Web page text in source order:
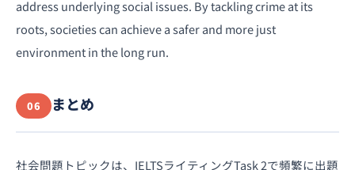
address underlying social issues. By tackling crime at its
roots, societies can achieve a safer and more just
environment in the long run.
06 まとめ
社会問題トピックは、IELTSライティングTask 2で頻繁に出題